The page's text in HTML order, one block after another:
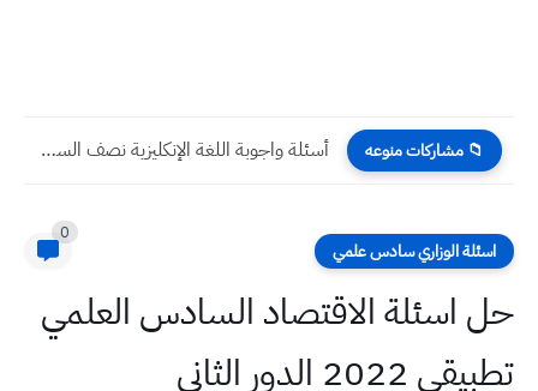
📁 مشاركات منوعه تحميل ملزمة اللغة الإنكليزية للصف السادس الاعدادي 2024 اعداد الأستاذ...
اسئلة الوزاري سادس علمي
0
حل اسئلة الاقتصاد السادس العلمي
تطبيقي 2022 الدور الثاني